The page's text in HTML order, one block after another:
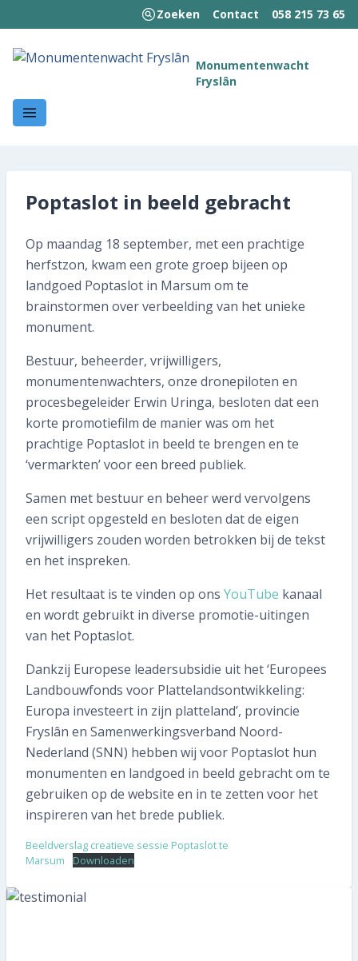
Zoeken Contact 058 215 73 65
Monumentenwacht
Fryslân
Poptaslot in beeld gebracht
Op maandag 18 september, met een prachtige
herfstzon, kwam een grote groep bijeen op
landgoed Poptaslot in Marsum om te
brainstormen over verbeelding van het unieke
monument.
Bestuur, beheerder, vrijwilligers,
monumentenwachters, onze dronepiloten en
procesbegeleider Erwin Uringa, besloten dat een
korte promotiefilm de manier was om het
prachtige Poptaslot in beeld te brengen en te
‘vermarkten’ voor een breed publiek.
Samen met bestuur en beheer werd vervolgens
een script opgesteld en besloten dat de eigen
vrijwilligers zouden worden betrokken bij de tekst
en het inspreken.
Het resultaat is te vinden op ons YouTube kanaal
en wordt gebruikt in diverse promotie-uitingen
van het Poptaslot.
Dankzij Europese leadersubsidie uit het ‘Europees
Landbouwfonds voor Plattelandsontwikkeling:
Europa investeert in zijn platteland’, provincie
Fryslân en Samenwerkingsverband Noord-
Nederland (SNN) hebben wij voor Poptaslot hun
monumenten en landgoed in beeld gebracht om te
gebruiken op de website en in te zetten voor het
inspireren van het brede publiek.
Beeldverslag creatieve sessie Poptaslot te
Marsum
Downloaden
Hoe wij werken
Kennisbank
Nieuws en publicaties
Contact
058 215 73 65
SNEL REGELEN
Volgende inspectie plannen
Aan- of verkoopinspectie plannen
Mijn gegevens wijzigen
Mijn inspectierapport opvragen
Veelgestelde vragen
TIP voor ons!
Aanmelden nieuwsbrief
Abonnee worden